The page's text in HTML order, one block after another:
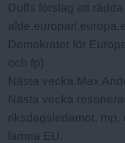
Duffs förslag att
Demokrater för
och fp)
Nästa vecka Max
Nästa vecka
riksdagsledamot, mp,
lämna EU.